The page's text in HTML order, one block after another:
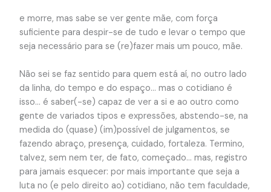
e morre, mas sabe se ver gente mãe, com força
suficiente para despir-se de tudo e levar o tempo que
seja necessário para se (re)fazer mais um pouco, mãe.
Não sei se faz sentido para quem está aí, no outro lado
da linha, do tempo e do espaço… mas o cotidiano é
isso… é saber(-se) capaz de ver a si e ao outro como
gente de variados tipos e expressões, abstendo-se, na
medida do (quase) (im)possível de julgamentos, se
fazendo abraço, presença, cuidado, fortaleza. Termino,
talvez, sem nem ter, de fato, começado… mas, registro
para jamais esquecer: por mais importante que seja a
luta no (e pelo direito ao) cotidiano, não tem faculdade,